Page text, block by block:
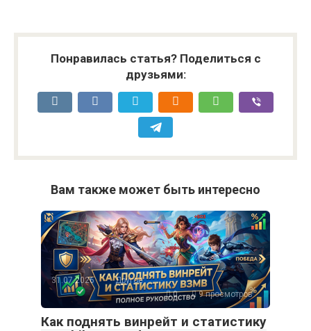
Понравилась статья? Поделиться с
друзьями:
Вам также может быть интересно
31.07.2026
Другое
0
9 просмотров
Как поднять винрейт и статистику